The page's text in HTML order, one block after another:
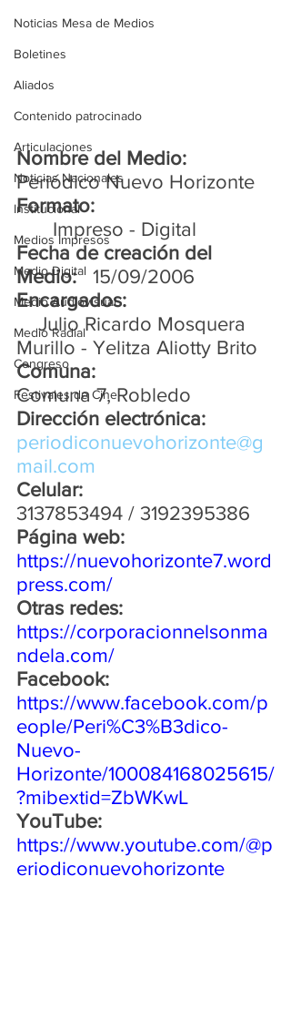
Noticias Mesa de Medios
Boletines
Aliados
Contenido patrocinado
Articulaciones
Noticias Nacionales
Institucional
Medios Impresos
Medio Digital
Medio Audiovisual
Medio Radial
Congreso
Festivales de Cine
Nombre del Medio:
Periódico Nuevo Horizonte
Formato:
Impreso - Digital
Fecha de creación del
Medio: 15/09/2006
Encargados:
Julio Ricardo Mosquera
Murillo - Yelitza Aliotty Brito
Comuna:
Comuna 7, Robledo
Dirección electrónica:
periodiconuevohorizonte@g
mail.com
Celular:
3137853494 / 3192395386
Página web:
https://nuevohorizonte7.word
press.com/
Otras redes:
https://corporacionnelsonma
ndela.com/
Facebook:
https://www.facebook.com/p
eople/Peri%C3%B3dico-
Nuevo-
Horizonte/100084168025615/
?mibextid=ZbWKwL
YouTube:
https://www.youtube.com/@p
eriodiconuevohorizonte